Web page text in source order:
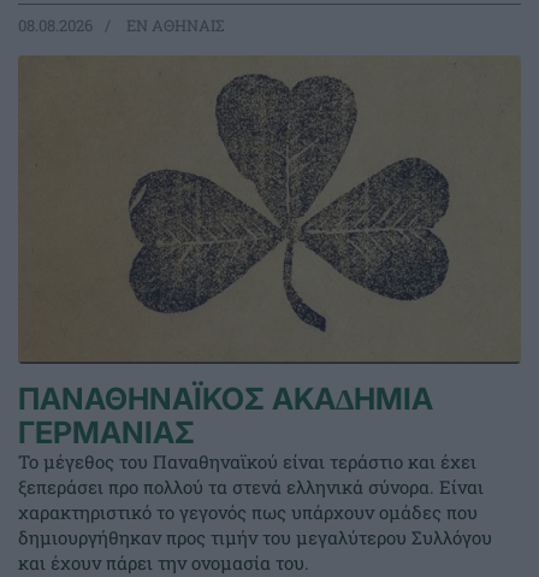
08.08.2026 EΝ ΑΘΗΝΑΙΣ
ΠΑΝΑΘΗΝΑΪΚΟΣ ΑΚΑ∆ΗΜΙΑ
ΓΕΡΜΑΝΙΑΣ
Το μέγεθος του Παναθηναϊκού είναι τεράστιο και έχει
ξεπεράσει προ πολλού τα στενά ελληνικά σύνορα. Είναι
χαρακτηριστικό το γεγονός πως υπάρχουν ομάδες που
δημιουργήθηκαν προς τιμήν του μεγαλύτερου Συλλόγου
και έχουν πάρει την ονομασία του.